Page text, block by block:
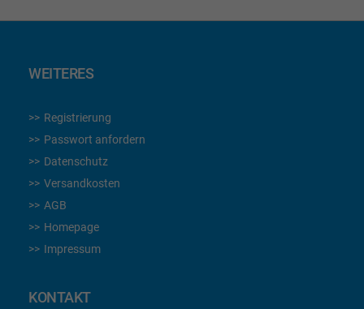
WEITERES
Registrierung
Passwort anfordern
Datenschutz
Versandkosten
AGB
Homepage
Impressum
KONTAKT